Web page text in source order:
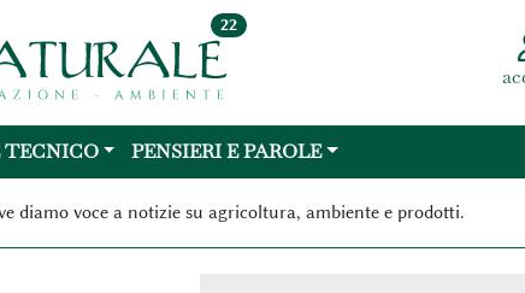
22
PENSIERI E PAROLE
diamo voce a notizie su agricoltura, ambiente e prodotti.